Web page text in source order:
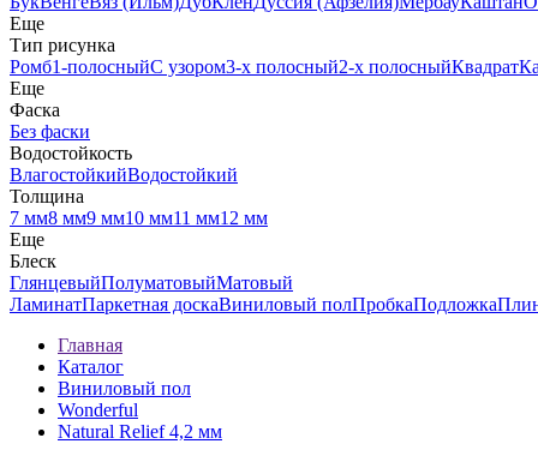
Еще
Тип рисунка
Ромб1-полосныйС узором3-х полосный2-х полосныйКвадрат
Еще
Фаска
Без фаски
Водостойкость
ВлагостойкийВодостойкий
Толщина
7 мм8 мм9 мм10 мм11 мм12 мм
Еще
Блеск
ГлянцевыйПолуматовыйМатовый
ЛаминатПаркетная доскаВиниловый полПробкаПодложка
Главная
Каталог
Виниловый пол
Wonderful
Natural Relief 4,2 мм